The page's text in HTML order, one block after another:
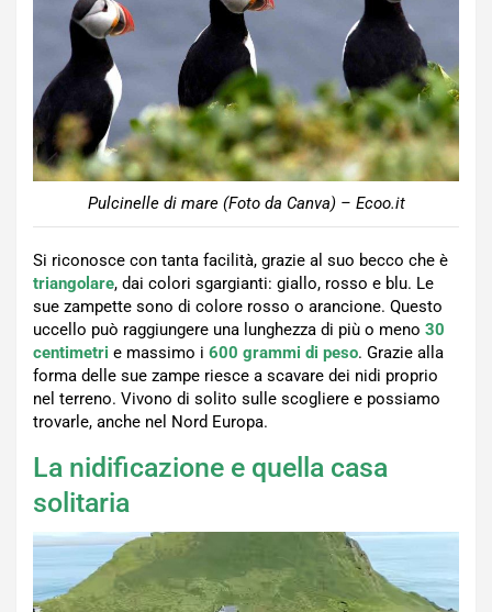
Pulcinelle di mare (Foto da Canva) – Ecoo.it
Si riconosce con tanta facilità, grazie al suo becco che è
triangolare, dai colori sgargianti: giallo, rosso e blu. Le
sue zampette sono di colore rosso o arancione. Questo
uccello può raggiungere una lunghezza di più o meno 30
centimetri e massimo i 600 grammi di peso. Grazie alla
forma delle sue zampe riesce a scavare dei nidi proprio
nel terreno. Vivono di solito sulle scogliere e possiamo
trovarle, anche nel Nord Europa.
La nidificazione e quella casa
solitaria